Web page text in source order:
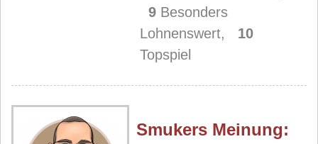
9 Besonders
Lohnenswert, 10
Topspiel
Smukers Meinung: